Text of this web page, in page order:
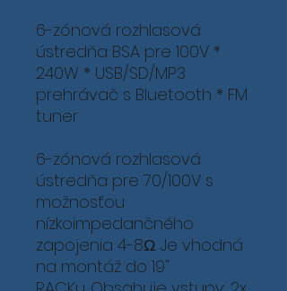
6-zónová rozhlasová
ústredňa BSA pre 100V *
240W * USB/SD/MP3
prehrávač s Bluetooth * FM
tuner
6-zónová rozhlasová
ústredňa pre 70/100V s
možnosťou
nízkoimpedančného
zapojenia 4-8Ω. Je vhodná
na montáž do 19"